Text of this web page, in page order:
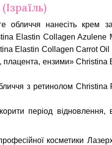
обличчя нанесіть крем
Elastin Collagen Azulene
Elastin Collagen Carrot
плацента, ензими» Christina
з ретинолом
період відновлення,
косметики